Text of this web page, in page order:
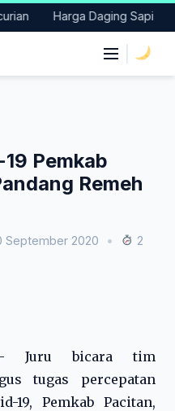
Harga Daging Sapi dan
Pemkab
Remeh
September 2020 •
2
Juru bicara tim
tugas percepatan
19, Pemkab Pacitan,